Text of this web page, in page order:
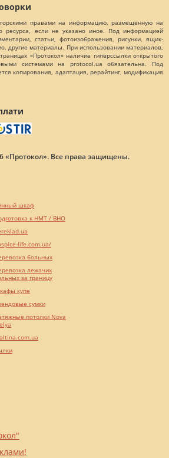
правами на информацию, размещенную на
ресурса, если не указано иное. Под информацией
статьи, фотоизображения, рисунки, ящик-
другие материалы. При использовании материалов,
«Протокол» наличие гиперссылки открытого
системами на protocol.ua обязательна. Под
копирования, адаптация, рерайтинг, модификация
«Протокол». Все права защищены.
шкаф
к НМТ / ВНО
life.com.ua/
больных
лежачих
за границу
купе
сумки
потолки Nova